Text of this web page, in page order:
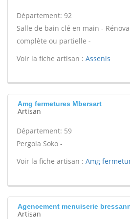
Département: 92
Salle de bain clé en main -
complète ou partielle -
Voir la fiche artisan : Assenis
Amg fermetures Mbersart
Artisan
Département: 59
Pergola Soko -
Voir la fiche artisan : Amg
Agencement menuiserie
Artisan